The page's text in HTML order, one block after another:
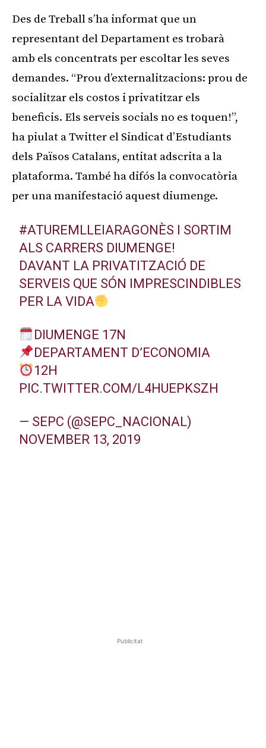
Des de Treball s’ha informat que un
representant del Departament es trobarà
amb els concentrats per escoltar les seves
demandes. “Prou d’externalitzacions: prou de
socialitzar els costos i privatitzar els
beneficis. Els serveis socials no es toquen!”,
ha piulat a Twitter el Sindicat d’Estudiants
dels Països Catalans, entitat adscrita a la
plataforma. També ha difós la convocatòria
per una manifestació aquest diumenge.
#ATUREMLLEIARAGONÈS I SORTIM
ALS CARRERS DIUMENGE!
DAVANT LA PRIVATITZACIÓ DE
SERVEIS QUE SÓN IMPRESCINDIBLES
PER LA VIDA
DIUMENGE 17N
DEPARTAMENT D’ECONOMIA
12H
PIC.TWITTER.COM/L4HUEPKSZH
— SEPC (@SEPC_NACIONAL)
NOVEMBER 13, 2019
Publicitat